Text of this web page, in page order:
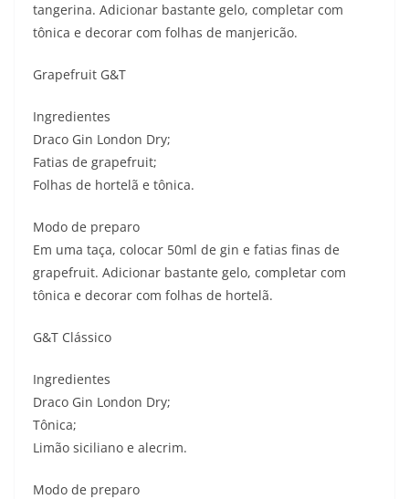
tangerina. Adicionar bastante gelo, completar com
tônica e decorar com folhas de manjericão.
Grapefruit G&T
Ingredientes
Draco Gin London Dry;
Fatias de grapefruit;
Folhas de hortelã e tônica.
Modo de preparo
Em uma taça, colocar 50ml de gin e fatias finas de
grapefruit. Adicionar bastante gelo, completar com
tônica e decorar com folhas de hortelã.
G&T Clássico
Ingredientes
Draco Gin London Dry;
Tônica;
Limão siciliano e alecrim.
Modo de preparo